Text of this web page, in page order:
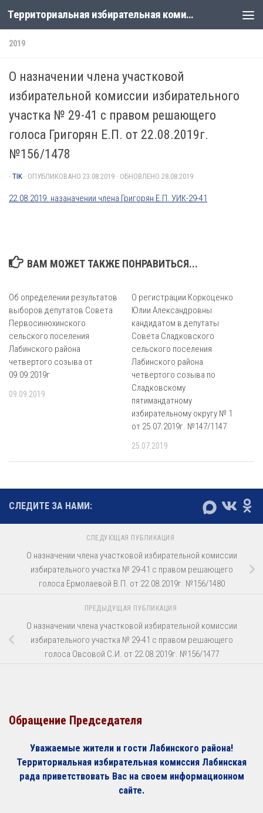
Перейти к содержимому Территориальная избирательная комиссия Лабинская
2019
О назначении члена участковой
избирательной комиссии избирательного
участка № 29-41 с правом решающего
голоса Григорян Е.П. от 22.08.2019г.
№156/1478
- TIK · ОПУБЛИКОВАНО 23.08.2019 · ОБНОВЛЕНО 28.08.2019
22.08.2019. назаначении члена Григорян Е.П. УИК-29-41
ВАМ МОЖЕТ ТАКЖЕ ПОНРАВИТЬСЯ...
Об определении результатов
выборов депутатов Совета
Первосинюхинского
сельского поселения
Лабинского района
четвертого созыва от
09.09.2019г
09.09.2019
О регистрации Коркоценко
Юлии Александровны
кандидатом в депутаты
Совета Сладковского
сельского поселения
Лабинского района
четвертого созыва по
Сладковскому
пятимандатному
избирательному округу № 1
от 25.07.2019г. №147/1147
25.07.2019
СЛЕДИТЕ ЗА НАМИ:
СЛЕДУЮЩАЯ ПУБЛИКАЦИЯ
О назначении члена участковой избирательной комиссии
избирательного участка № 29-41 с правом решающего
голоса Ермолаевой В.П. от 22.08.2019г. №156/1480
ПРЕДЫДУЩАЯ ПУБЛИКАЦИЯ
О назначении члена участковой избирательной комиссии
избирательного участка № 29-41 с правом решающего
голоса Овсовой С.И. от 22.08.2019г. №156/1477
Обращение Председателя
Уважаемые жители и гости Лабинского района!
Территориальная избирательная комиссия Лабинская
рада приветствовать Вас на своем информационном
сайте.